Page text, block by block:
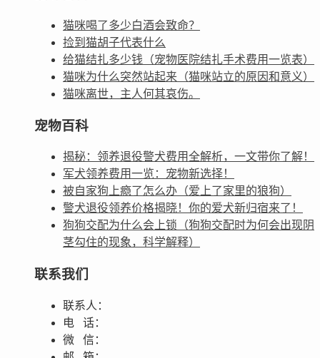
猫咪喝了多少白酒会致命？
捡到猫胡子代表什么
给猫结扎多少钱（宠物医院结扎手术费用一览表）
猫咪为什么突然站起来（猫咪站立的原因和意义）
猫咪离世，主人何其哀伤。
宠物百科
揭秘：领养退役警犬费用全解析，一文带你了解！
军犬领养费用一览：宠物新选择！
被自家狗上瘾了怎么办（爱上了家里的狼狗）
警犬退役领养价格揭晓！你的爱犬新归宿来了！
狗狗交配为什么会上锁（狗狗交配时为何会出现阴
茎勾住的现象，科学解释）
联系我们
联系人：
电 话：
微 信：